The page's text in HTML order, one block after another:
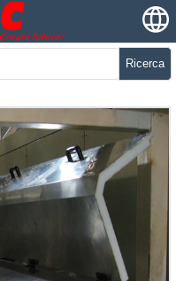
Ricerca